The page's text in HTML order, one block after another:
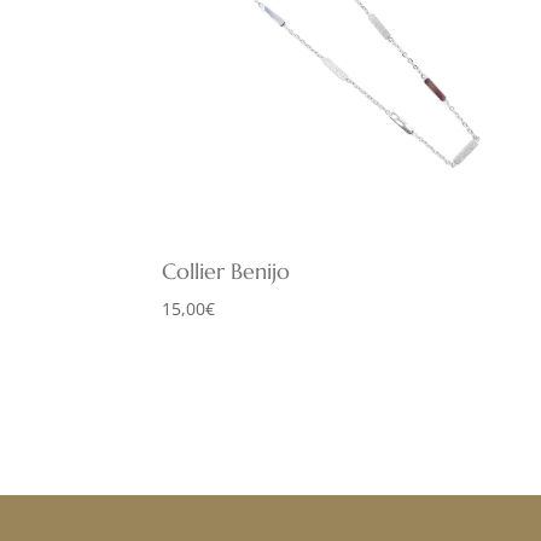
Collier Benijo
15,00€